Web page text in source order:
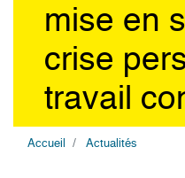
mise en
crise
travail
Accueil Actualités